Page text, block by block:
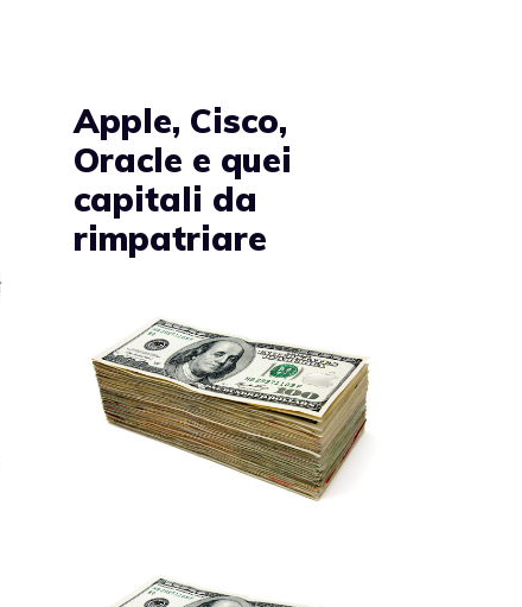
Apple, Cisco,
Oracle e quei
capitali da
rimpatriare